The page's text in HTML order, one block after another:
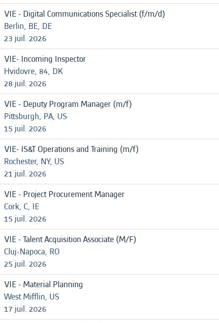
VIE - Digital Communications Specialist (f/m/d)
Berlin, BE, DE
23 juil. 2026
VIE- Incoming Inspector
Hvidovre, 84, DK
28 juil. 2026
VIE - Deputy Program Manager (m/f)
Pittsburgh, PA, US
15 juil. 2026
VIE- IS&T Operations and Training (m/f)
Rochester, NY, US
21 juil. 2026
VIE - Project Procurement Manager
Cork, C, IE
15 juil. 2026
VIE - Talent Acquisition Associate (M/F)
Cluj-Napoca, RO
25 juil. 2026
VIE - Material Planning
West Mifflin, US
17 juil. 2026